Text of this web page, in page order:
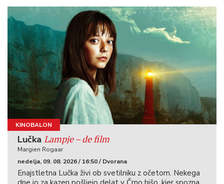
KINOBALON
Lučka Lampje – de film
Margien Rogaar
nedelja, 09. 08. 2026 / 16:50 / Dvorana
Enajstletna Lučka živi ob svetilniku z očetom. Nekega